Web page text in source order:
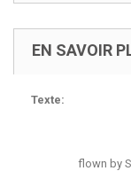
EN SAVOIR
Texte:
flown by